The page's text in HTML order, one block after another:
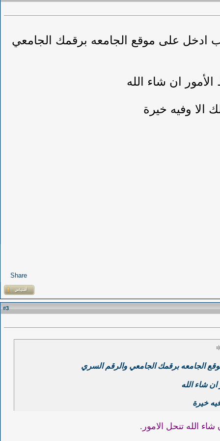
ادخل على موقع الجامعه برقمك الجامعي
ان شاء الله
الا وفيه خيرة
Share
#
3
الجامعه برقمك الجامعي والرقم السري
شاء الله
خيرة
الله تنحل الامور.